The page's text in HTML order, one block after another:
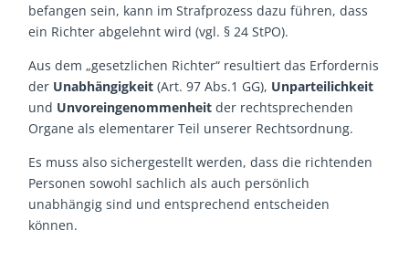
befangen sein, kann im Strafprozess dazu führen, dass
ein Richter abgelehnt wird (vgl. § 24 StPO).
Aus dem „gesetzlichen Richter“ resultiert das Erfordernis
der Unabhängigkeit (Art. 97 Abs.1 GG), Unparteilichkeit
und Unvoreingenommenheit der rechtsprechenden
Organe als elementarer Teil unserer Rechtsordnung.
Es muss also sichergestellt werden, dass die richtenden
Personen sowohl sachlich als auch persönlich
unabhängig sind und entsprechend entscheiden
können.